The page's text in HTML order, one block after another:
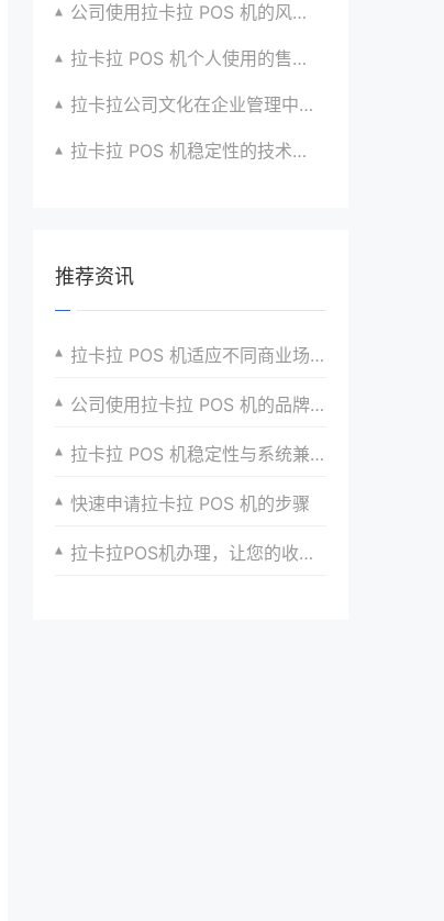
公司使用拉卡拉 POS 机的风险评估与应对
拉卡拉 POS 机个人使用的售后服务优化
拉卡拉公司文化在企业管理中的作用
拉卡拉 POS 机稳定性的技术创新与应用实践
推荐资讯
拉卡拉 POS 机适应不同商业场景的功能特点
公司使用拉卡拉 POS 机的品牌形象提升
拉卡拉 POS 机稳定性与系统兼容性
快速申请拉卡拉 POS 机的步骤
拉卡拉POS机办理，让您的收银更加高效